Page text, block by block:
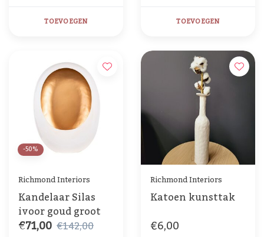
TOEVOEGEN TOEVOEGEN
-50%
Richmond Interiors
Kandelaar Silas
ivoor goud groot
€71,00 €142,00
Richmond Interiors
Katoen kunsttak
€6,00